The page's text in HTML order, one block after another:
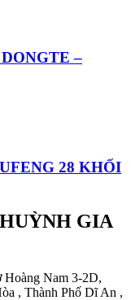
–
28 KHỐI
GIA
Nam 3-2D,
, Thành Phố Dĩ An ,